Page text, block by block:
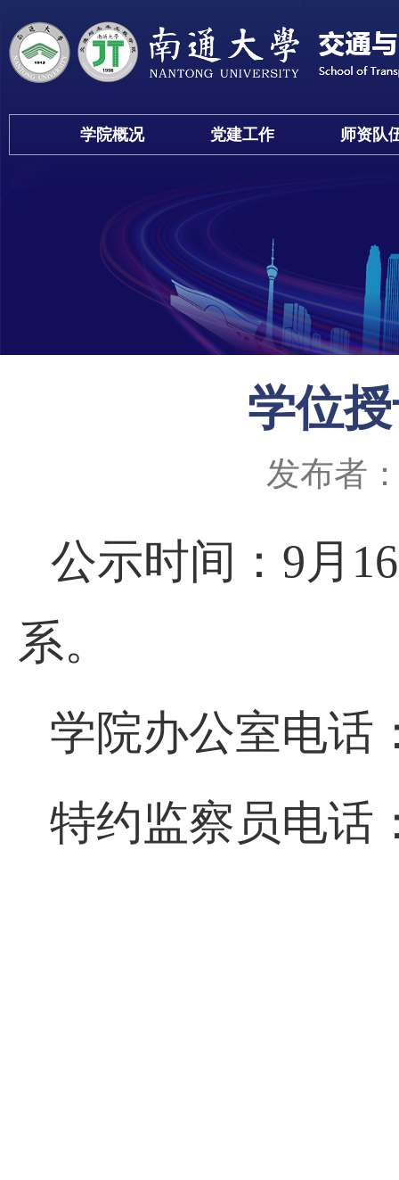
学院概况 党建工作 师资队
学位
发布者
公示时间：9月
系。
学院办公室电话
特约监察员电话